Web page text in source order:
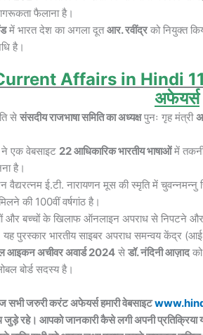
फैलाना है।
में भारत देश का अगला दूतआर. रवींद्रको नियुक्त
है।
Affairs in Hindi 11
अफेयर्स
से संसदीय राजभाषा समिति का अध्यक्षपुनः गृह मंत्री
ने एक वेबसाइट 22 आधिकारिक भारतीय भाषाओंमें
है।
वैद्यरत्नम ई.टी. नारायणन मूस की स्मृति में
की 100वीं वर्षगांठ है।
और बच्चों के खिलाफ ऑनलाइन अपराध से निपटने
यह पुरस्कार भारतीय साइबर अपराध समन्वय केंद्र
आइकन अचीवर अवार्ड 2024 से डॉ. नंदिनी आज़ादको
बोर्ड सदस्य है।
जरुरी करंट अफेयर्स हमारी वेबसाइट
जुड़े रहे। आपको जानकारी कैसे लगी अपनी